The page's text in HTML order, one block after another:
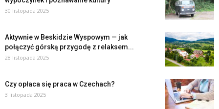
30 listopada 2025
Aktywnie w Beskidzie Wyspowym — jak
połączyć górską przygodę z relaksem...
28 listopada 2025
Czy opłaca się praca w Czechach?
3 listopada 2025